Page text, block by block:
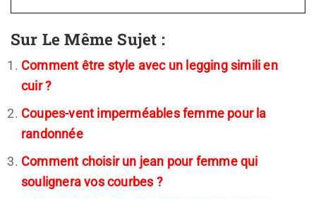
Sur Le Même Sujet :
Comment être style avec un legging simili en
cuir ?
Coupes-vent imperméables femme pour la
randonnée
Comment choisir un jean pour femme qui
soulignera vos courbes ?